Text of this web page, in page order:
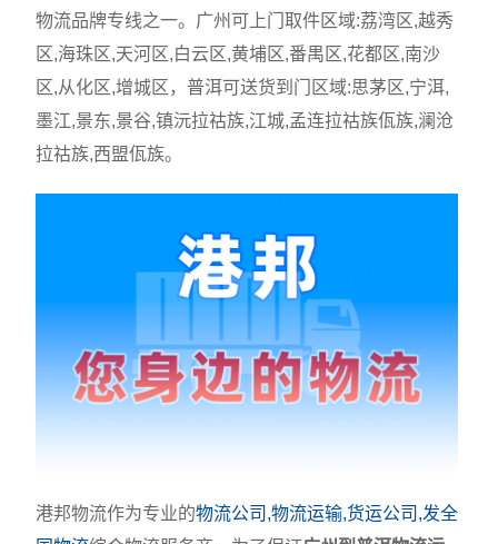
物流品牌专线之一。广州可上门取件区域:荔湾区,越秀
区,海珠区,天河区,白云区,黄埔区,番禺区,花都区,南沙
区,从化区,增城区，普洱可送货到门区域:思茅区,宁洱,
墨江,景东,景谷,镇沅拉祜族,江城,孟连拉祜族佤族,澜沧
拉祜族,西盟佤族。
港邦物流作为专业的物流公司,物流运输,货运公司,发全